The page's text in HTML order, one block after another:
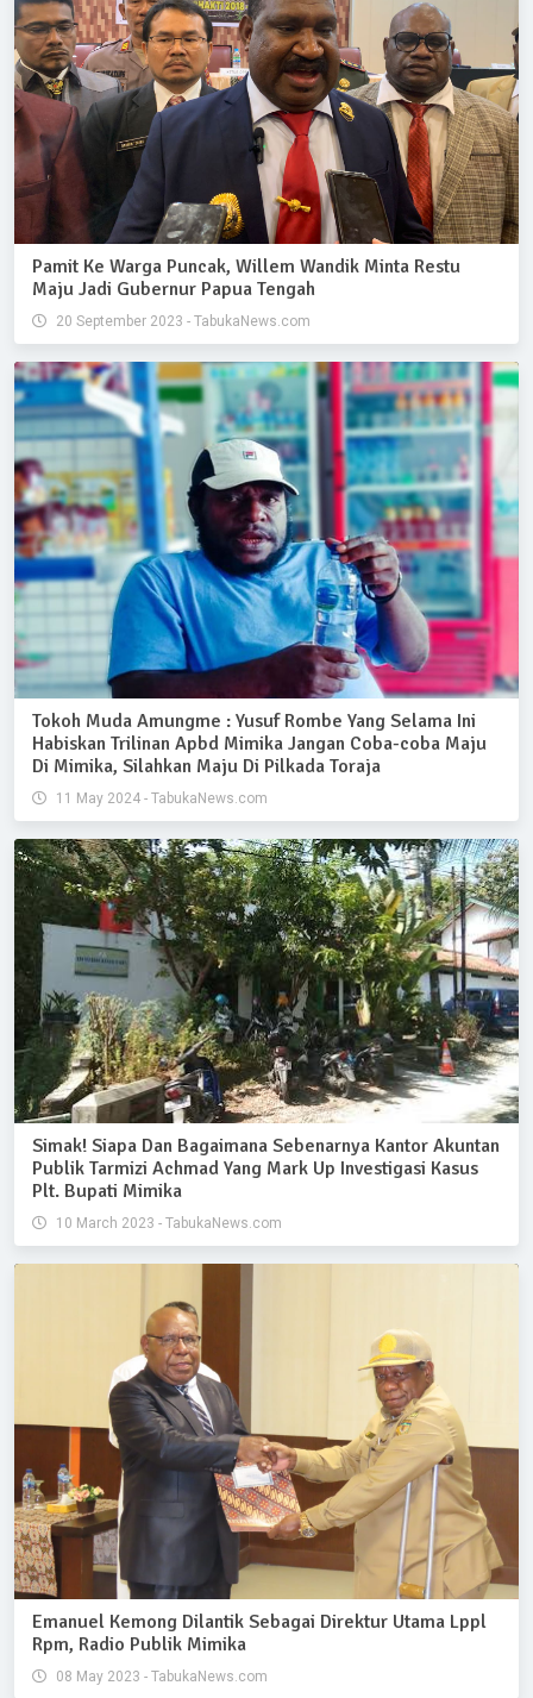
Pamit Ke Warga Puncak, Willem Wandik Minta Restu
Maju Jadi Gubernur Papua Tengah
20 September 2023 - TabukaNews.com
Tokoh Muda Amungme : Yusuf Rombe Yang Selama Ini
Habiskan Trilinan Apbd Mimika Jangan Coba-coba Maju
Di Mimika, Silahkan Maju Di Pilkada Toraja
11 May 2024 - TabukaNews.com
Simak! Siapa Dan Bagaimana Sebenarnya Kantor Akuntan
Publik Tarmizi Achmad Yang Mark Up Investigasi Kasus
Plt. Bupati Mimika
10 March 2023 - TabukaNews.com
Emanuel Kemong Dilantik Sebagai Direktur Utama Lppl
Rpm, Radio Publik Mimika
08 May 2023 - TabukaNews.com